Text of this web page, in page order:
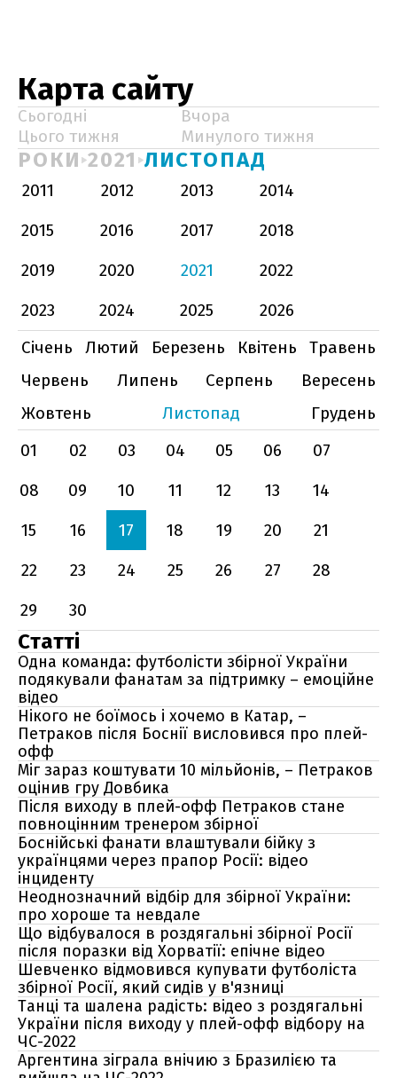
Карта сайту
Сьогодні
Вчора
Цього тижня
Минулого тижня
РОКИ 2021 ЛИСТОПАД
2011 2012 2013
2014
2015
2016 2017
2018
2019
2020 2021
2022
2023
2024 2025
2026
Січень
Лютий Березень Квітень
Травень
Червень
Липень Серпень
Вересень
Жовтень
Листопад
Грудень
01
02 03 04 05 06
07
08
09 10 11 12 13
14
15
16 17 18 19 20
21
22
23 24 25 26 27
28
29
30
Статті
Одна команда: футболісти збірної України
подякували фанатам за підтримку – емоційне
відео
Нікого не боїмось і хочемо в Катар, –
Петраков після Боснії висловився про плей-
офф
Міг зараз коштувати 10 мільйонів, – Петраков
оцінив гру Довбика
Після виходу в плей-офф Петраков стане
повноцінним тренером збірної
Боснійські фанати влаштували бійку з
українцями через прапор Росії: відео
інциденту
Неоднозначний відбір для збірної України:
про хороше та невдале
Що відбувалося в роздягальні збірної Росії
після поразки від Хорватії: епічне відео
Шевченко відмовився купувати футболіста
збірної Росії, який сидів у в'язниці
Танці та шалена радість: відео з роздягальні
України після виходу у плей-офф відбору на
ЧС-2022
Аргентина зіграла внічию з Бразилією та